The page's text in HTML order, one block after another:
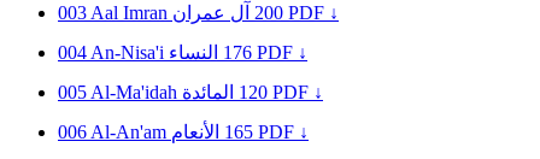
003 Aal Imran آل عمران 200 PDF ↓
004 An-Nisa'i النساء 176 PDF ↓
005 Al-Ma'idah المائدة 120 PDF ↓
006 Al-An'am الأنعام 165 PDF ↓